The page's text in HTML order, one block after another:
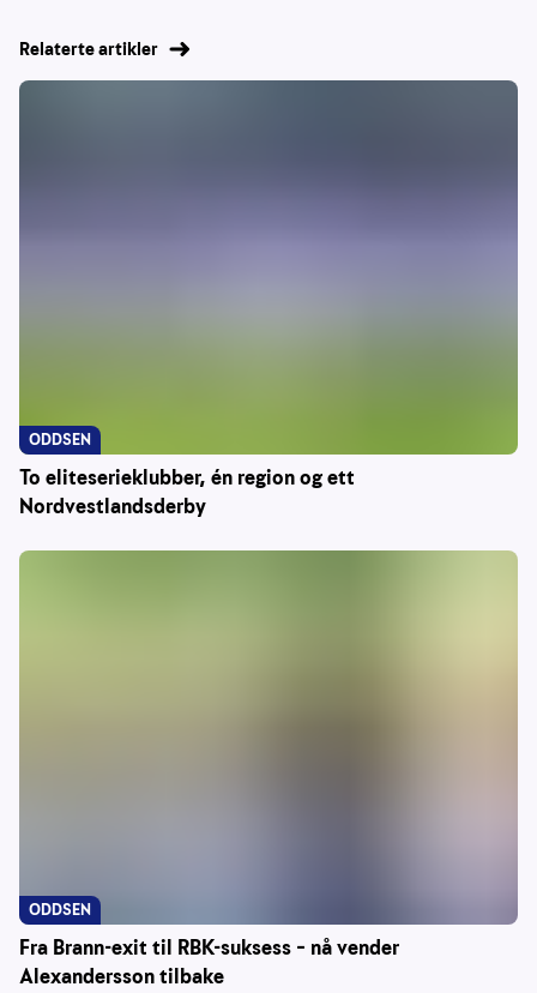
Relaterte artikler
To eliteserieklubber, én region og ett
Nordvestlandsderby
ODDSEN
Fra Brann-exit til RBK-suksess – nå vender
Alexandersson tilbake
ODDSEN